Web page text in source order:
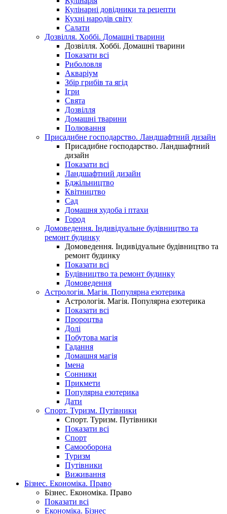
Кулінарні довідники та рецепти
Кухні народів світу
Салати
Дозвілля. Хоббі. Домашні тварини
Дозвілля. Хоббі. Домашні тварини
Показати всі
Риболовля
Акваріум
Збір грибів та ягід
Ігри
Свята
Дозвілля
Домашні тварини
Полювання
Присадибне господарство. Ландшафтний дизайн
Присадибне господарство. Ландшафтний
дизайн
Показати всі
Ландшафтний дизайн
Бджільництво
Квітництво
Сад
Домашня худоба і птахи
Город
Домоведення. Індивідуальне будівництво та
ремонт будинку
Домоведення. Індивідуальне будівництво та
ремонт будинку
Показати всі
Будівництво та ремонт будинку
Домоведення
Астрологія. Магія. Популярна езотерика
Астрологія. Магія. Популярна езотерика
Показати всі
Пророцтва
Долі
Побутова магія
Гадання
Домашня магія
Імена
Сонники
Прикмети
Популярна езотерика
Дати
Спорт. Туризм. Путівники
Спорт. Туризм. Путівники
Показати всі
Спорт
Самооборона
Туризм
Путівники
Виживання
Бізнес. Економіка. Право
Бізнес. Економіка. Право
Показати всі
Економіка. Бізнес